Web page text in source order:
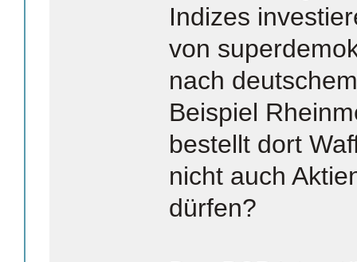
Indizes
von
nach
Beispiel
bestellt dort
nicht auch
dürfen?